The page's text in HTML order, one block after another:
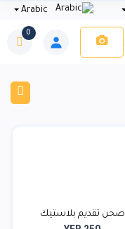
0
صحن تقديم بلاستيك